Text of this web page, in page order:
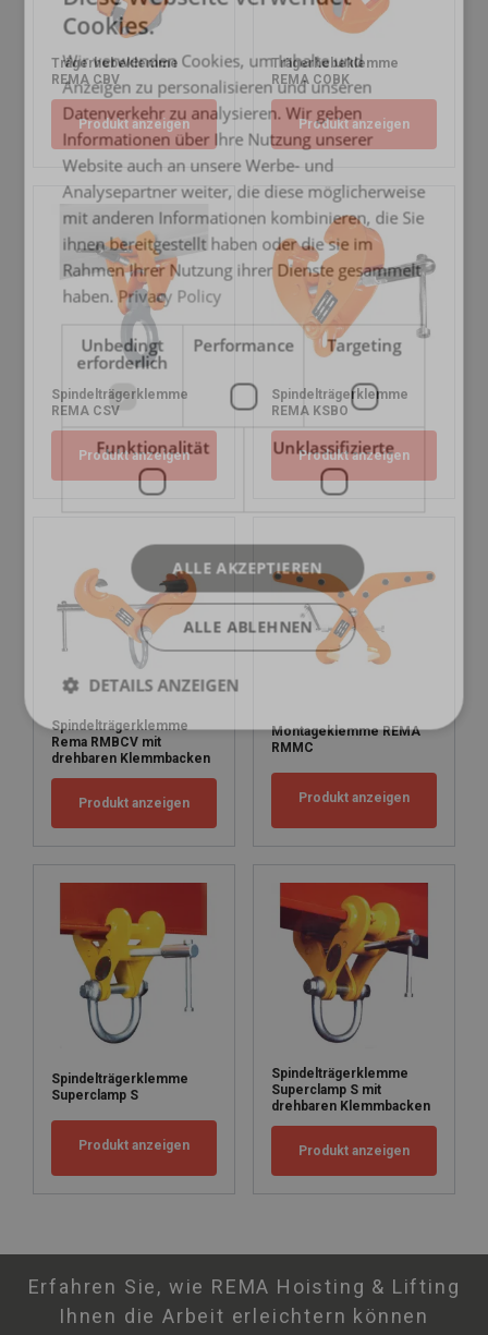
Trägerhebeklemme
REMA CBV
Produkt anzeigen
Trägerhebeklemme
REMA COBK
Produkt anzeigen
Spindelträgerklemme
REMA CSV
Produkt anzeigen
Spindelträgerklemme
REMA KSBO
Produkt anzeigen
Spindelträgerklemme
Rema RMBCV mit
drehbaren Klemmbacken
Produkt anzeigen
Montageklemme REMA
RMMC
Produkt anzeigen
Spindelträgerklemme
Superclamp S
Produkt anzeigen
Spindelträgerklemme
Superclamp S mit
drehbaren Klemmbacken
Produkt anzeigen
Erfahren Sie, wie REMA Hoisting & Lifting
Ihnen die Arbeit erleichtern können
Cookies.
Wir verwenden Cookies, um Inhalte und
Anzeigen zu personalisieren und unseren
Datenverkehr zu analysieren. Wir geben
Informationen über Ihre Nutzung unserer
Website auch an unsere Werbe- und
Analysepartner weiter, die diese möglicherweise
mit anderen Informationen kombinieren, die Sie
ihnen bereitgestellt haben oder die sie im
Rahmen Ihrer Nutzung ihrer Dienste gesammelt
haben. Privacy Policy
Unbedingt
erforderlich
Performance Targeting
Funktionalität Unklassifizierte
ALLE AKZEPTIEREN
ALLE ABLEHNEN
DETAILS ANZEIGEN